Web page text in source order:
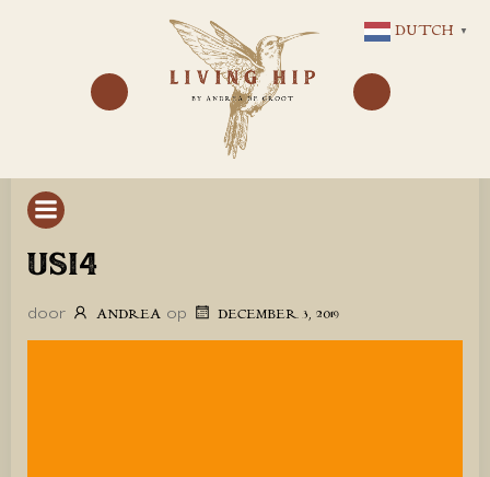
NAAR
DE
INHOUD
USI4
door ANDREA op DECEMBER 3, 2019
DUTCH ▼